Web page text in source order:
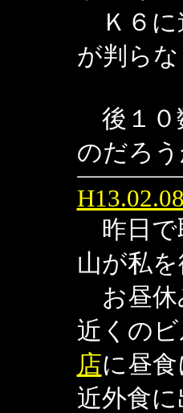
Ｋ６に
が判らな
後１０
のだろう
H13.02.08
昨日で
山が私
お昼休
近くの
店に昼
近外食